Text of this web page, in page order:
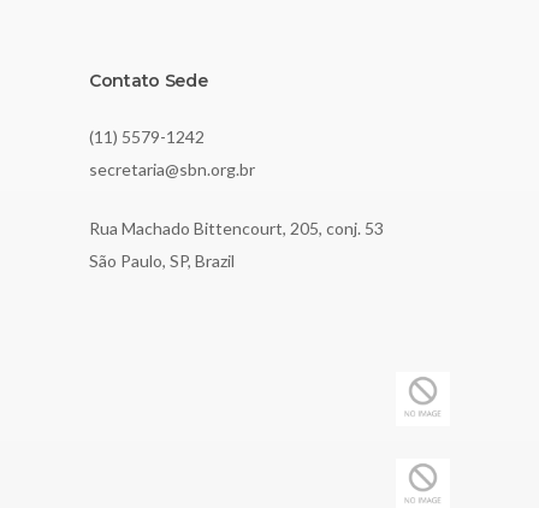
Contato Sede
(11) 5579-1242
secretaria@sbn.org.br
Rua Machado Bittencourt, 205, conj. 53
São Paulo, SP, Brazil